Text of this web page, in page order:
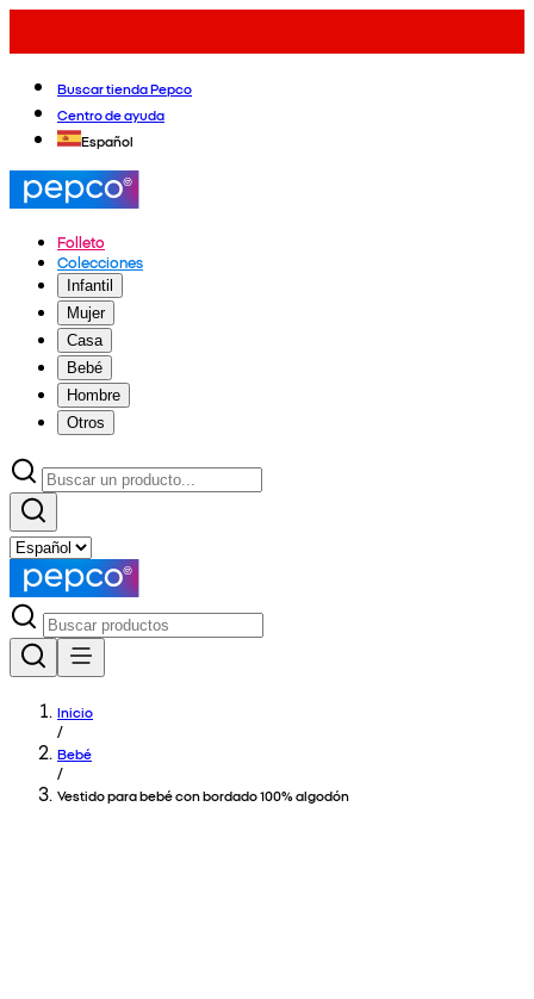
Buscar tienda Pepco
Centro de ayuda
Español
Folleto
Colecciones
Infantil
Mujer
Casa
Bebé
Hombre
Otros
Inicio
/
Bebé
/
Vestido para bebé con bordado 100% algodón